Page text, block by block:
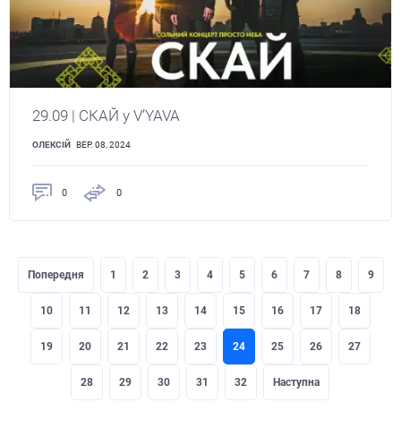
29.09 | СКАЙ у V’YAVA
ОЛЕКСІЙ ВЕР. 08, 2024
0 0
Попередня 1 2 3 4 5 6 7 8 9
10 11 12 13 14 15 16 17 18
19 20 21 22 23 24 25 26 27
28 29 30 31 32 Наступна